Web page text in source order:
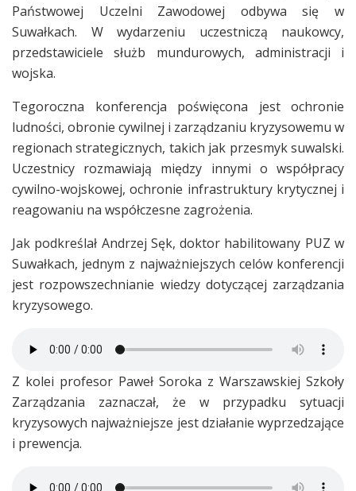
Państwowej Uczelni Zawodowej odbywa się w
Suwałkach. W wydarzeniu uczestniczą naukowcy,
przedstawiciele służb mundurowych, administracji i
wojska.
Tegoroczna konferencja poświęcona jest ochronie
ludności, obronie cywilnej i zarządzaniu kryzysowemu w
regionach strategicznych, takich jak przesmyk suwalski.
Uczestnicy rozmawiają między innymi o współpracy
cywilno-wojskowej, ochronie infrastruktury krytycznej i
reagowaniu na współczesne zagrożenia.
Jak podkreślał Andrzej Sęk, doktor habilitowany PUZ w
Suwałkach, jednym z najważniejszych celów konferencji
jest rozpowszechnianie wiedzy dotyczącej zarządzania
kryzysowego.
Z kolei profesor Paweł Soroka z Warszawskiej Szkoły
Zarządzania zaznaczał, że w przypadku sytuacji
kryzysowych najważniejsze jest działanie wyprzedzające
i prewencja.